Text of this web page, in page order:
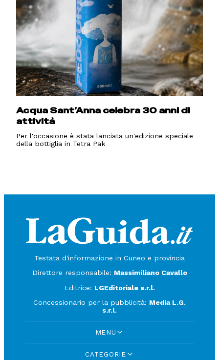
Acqua Sant’Anna celebra 30 anni di
attività
Per l'occasione è stata lanciata un'edizione speciale
della bottiglia in Tetra Pak
Testata d'informazione in Cuneo e provincia
Direttore responsabile: Massimiliano Cavallo
Editrice: LGEditoriale s.r.l.
Concessionario per la pubblicità: Media L.G.
s.r.l.
MENU
CATEGORIE